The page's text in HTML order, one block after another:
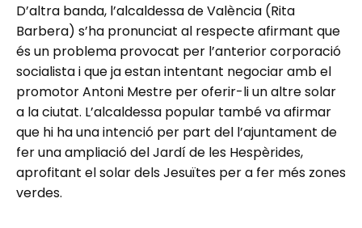
D’altra banda, l’alcaldessa de València (Rita
Barbera) s’ha pronunciat al respecte afirmant que
és un problema provocat per l’anterior corporació
socialista i que ja estan intentant negociar amb el
promotor Antoni Mestre per oferir-li un altre solar
a la ciutat. L’alcaldessa popular també va afirmar
que hi ha una intenció per part del l’ajuntament de
fer una ampliació del Jardí de les Hespèrides,
aprofitant el solar dels Jesuïtes per a fer més zones
verdes.